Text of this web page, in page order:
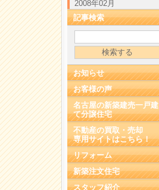
2008年02月
記事検索
お知らせ
お客様の声
名古屋の新築建売一戸建
て分譲住宅
不動産の買取・売却
専用サイトはこちら！
リフォーム
新築注文住宅
スタッフ紹介